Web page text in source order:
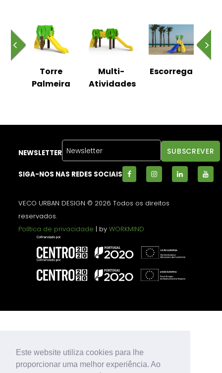
Este website utiliza cookies para lhe
proporcionar uma melhor experiência. Ao
Torre
Palmeira
Multi-
Atividades
Escorrega
NEWSLETTER
SIGA-NOS NAS REDES SOCIAIS
VECO URBAN DESIGN © 2026 Todos os direitos
reservados.
Política de privacidade | byWORKMIND